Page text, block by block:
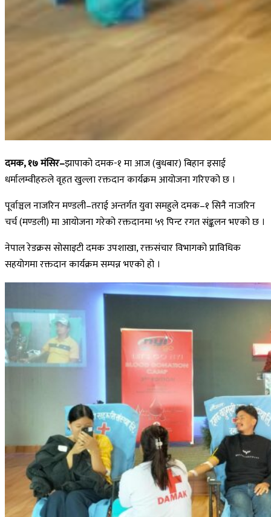
दमक, १७ मंसिर–झापाको दमक-१ मा आज (बुधबार) बिहान इसाई
धर्मालम्वीहरुले वृहत खुल्ला रक्तदान कार्यक्रम आयोजना गरिएको छ ।
पूर्वाञ्चल नाजरिन मण्डली–तराई अन्तर्गत युवा समहुले दमक–१ सिनै नाजरिन
चर्च (मण्डली) मा आयोजना गरेको रक्तदानमा ५९ पिन्ट रगत संङ्कलन भएको छ ।
नेपाल रेडक्रस सोसाइटी दमक उपशाखा, रक्तसंचार विभागको प्राविधिक
सहयोगमा रक्तदान कार्यक्रम सम्पन्न भएको हो ।